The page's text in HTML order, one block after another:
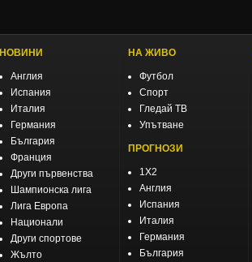
НОВИНИ
Англия
Испания
Италия
Германия
България
Франция
Други първенства
Шампионска лига
Лига Европа
Национали
Други спортове
Жълто
НА ЖИВО
Футбол
Спорт
Гледай ТВ
Упътване
ПРОГНОЗИ
1X2
Англия
Испания
Италия
Германия
България